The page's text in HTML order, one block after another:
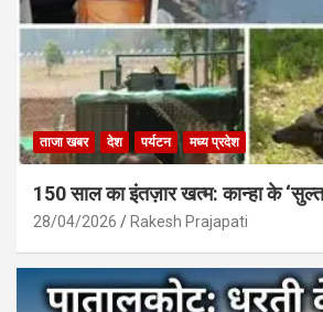
ताजा खबर देश पर्यटन मध्य प्रदेश
150 साल का इंतज़ार खत्म: कान्हा के
28/04/2026 Rakesh Prajapati